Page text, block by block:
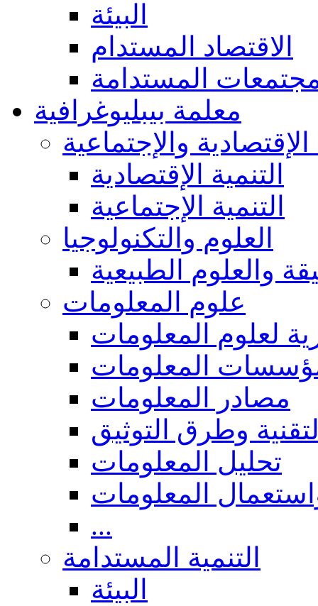
البيئة
الاقتصاد المستدام
المستدامة
معلمة بيبليوغرافية
الإقتصادية والإجتماعية
التنمية الإقتصادية
التنمية الإجتماعية
العلوم والتكنولوجيا
والعلوم الطبيعية
علوم المعلومات
لعلوم المعلومات
المعلومات
مصادر المعلومات
وطرق التوثيق
تحليل المعلومات
المعلومات
...
التنمية المستدامة
البيئة